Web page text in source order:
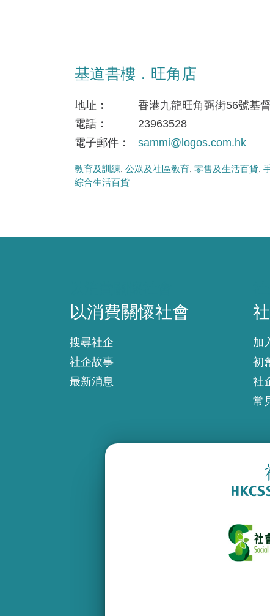
基道書樓．旺角店
地址
香港九龍旺角弼街56號基
電話
23963528
電子郵件
sammi@logos.com.hk
教育及訓練 公眾及社區教育 零售及生活百貨
綜合生活百貨
以消費關懷社會
搜尋社企
社企故事
最新消息
加
初
社
常